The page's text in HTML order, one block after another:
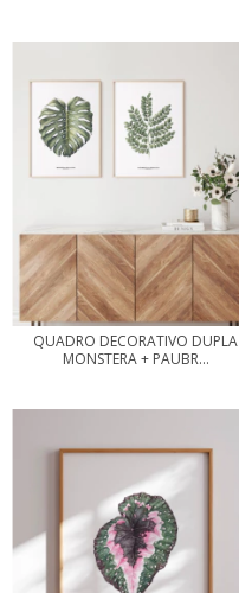
QUADRO DECORATIVO DUPLA
MONSTERA + PAUBR...